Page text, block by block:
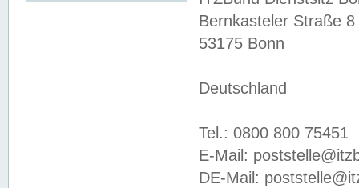
Bernkasteler Straße 8
53175 Bonn
Deutschland
Tel.: 0800 800 75451
E-Mail:
DE-Mail: